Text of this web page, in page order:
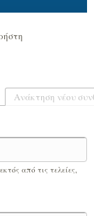
Ανάκτηση νέου
από τις τελείες,